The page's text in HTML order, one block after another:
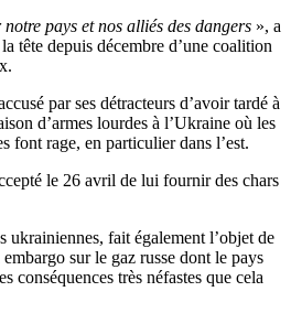
pays et nos alliés des dangers », a
tête depuis décembre d’une coalition
par ses détracteurs d’avoir tardé à
d’armes lourdes à l’Ukraine où les
font rage, en particulier dans l’est.
le 26 avril de lui fournir des chars
ukrainiennes, fait également l’objet de
sur le gaz russe dont le pays
conséquences très néfastes que cela